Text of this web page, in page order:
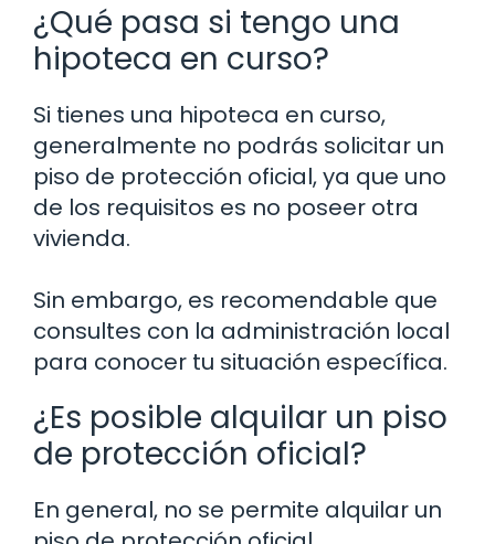
¿Qué pasa si tengo una
hipoteca en curso?
Si tienes una hipoteca en curso,
generalmente no podrás solicitar un
piso de protección oficial, ya que uno
de los requisitos es no poseer otra
vivienda.
Sin embargo, es recomendable que
consultes con la administración local
para conocer tu situación específica.
¿Es posible alquilar un piso
de protección oficial?
En general, no se permite alquilar un